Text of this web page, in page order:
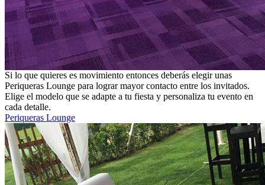
Si lo que quieres es movimiento entonces deberás elegir unas
Periqueras Lounge para lograr mayor contacto entre los invitados.
Elige el modelo que se adapte a tu fiesta y personaliza tu evento en
cada detalle.
Periqueras Lounge